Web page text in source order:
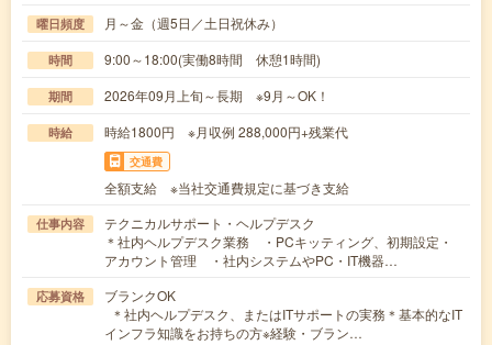
曜日頻度 月～金（週5日／土日祝休み）
時間 9:00～18:00(実働8時間 休憩1時間)
期間 2026年09月上旬～長期 ※9月～OK！
時給 時給1800円 ※月収例 288,000円+残業代
交通費
全額支給 ※当社交通費規定に基づき支給
仕事内容
テクニカルサポート・ヘルプデスク
＊社内ヘルプデスク業務 ・PCキッティング、初期設定・
アカウント管理 ・社内システムやPC・IT機器…
応募資格
ブランクOK
＊社内ヘルプデスク、またはITサポートの実務＊基本的なIT
インフラ知識をお持ちの方※経験・ブラン…